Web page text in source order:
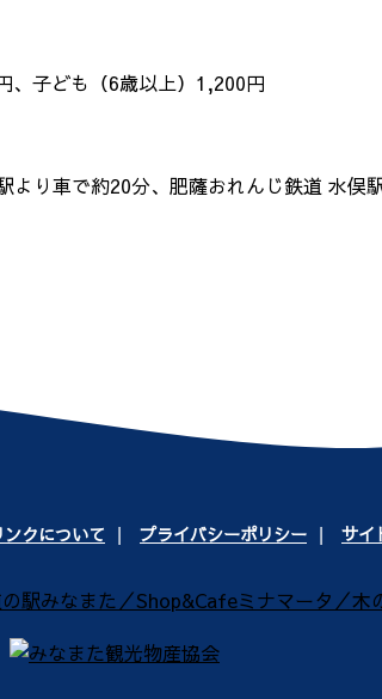
、子ども（6歳以上）1,200円
り車で約20分、肥薩おれんじ鉄道 水俣
クについて プライバシーポリシー サイ